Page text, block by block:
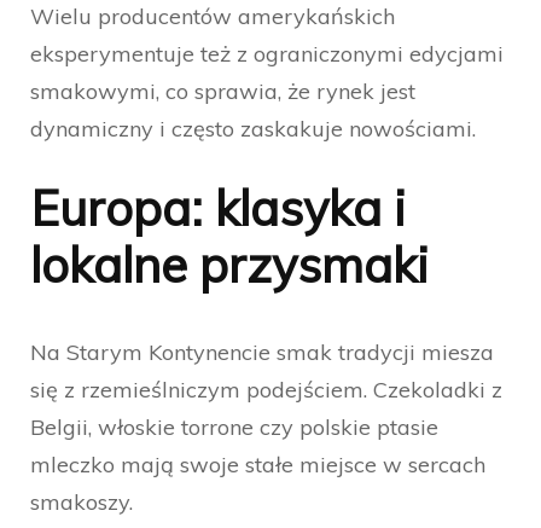
Wielu producentów amerykańskich
eksperymentuje też z ograniczonymi edycjami
smakowymi, co sprawia, że rynek jest
dynamiczny i często zaskakuje nowościami.
Europa: klasyka i
lokalne przysmaki
Na Starym Kontynencie smak tradycji miesza
się z rzemieślniczym podejściem. Czekoladki z
Belgii, włoskie torrone czy polskie ptasie
mleczko mają swoje stałe miejsce w sercach
smakoszy.